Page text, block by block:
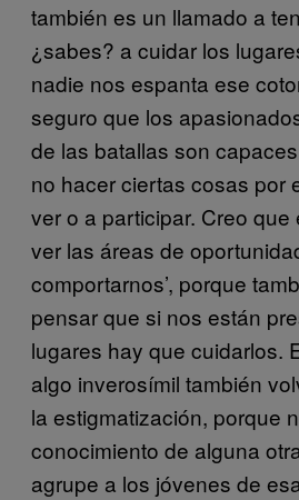
también es un llamado a
¿sabes? a cuidar los
nadie nos espanta ese
seguro que los
de las batallas son
no hacer ciertas cosas por
ver o a participar. Creo
ver las áreas de
comportarnos’, porque
pensar que si nos están
lugares hay que cuidarlos.
algo inverosímil también
la estigmatización, porque
conocimiento de alguna
agrupe a los jóvenes de